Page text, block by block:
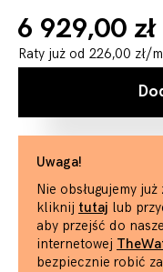
6 929,00 zł
Raty już od 226,00 zł/
Uwaga!
Nie obsługujemy
kliknij tutaj lub
aby przejść do
internetowej
bezpiecznie robić